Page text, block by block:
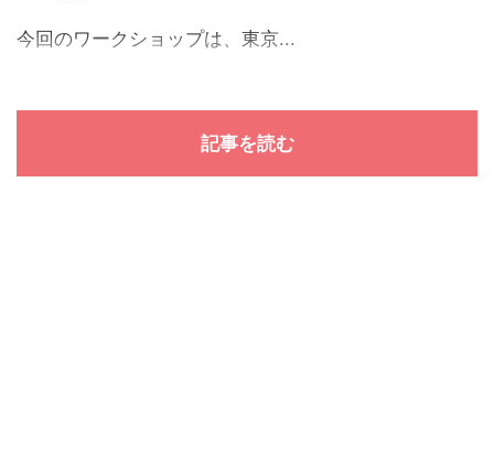
今回のワークショップは、東京...
記事を読む